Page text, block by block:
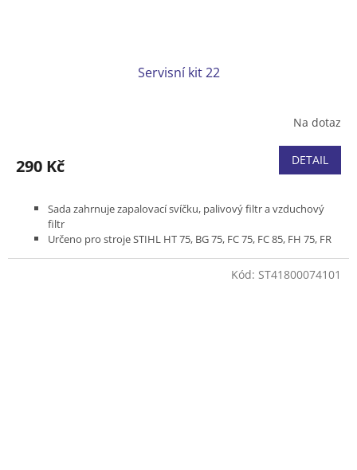
Servisní kit 22
Na dotaz
290 Kč DETAIL
Sada zahrnuje zapalovací svíčku, palivový filtr a vzduchový
filtr
Určeno pro stroje STIHL HT 75, BG 75, FC 75, FC 85, FH 75, FR
Kód: ST41800074101